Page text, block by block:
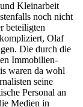
Kleinarbeit
noch nicht
beteiligten
Olaf
Die durch die
Immobilien-
waren da wohl
seine
Personal an
Medien in